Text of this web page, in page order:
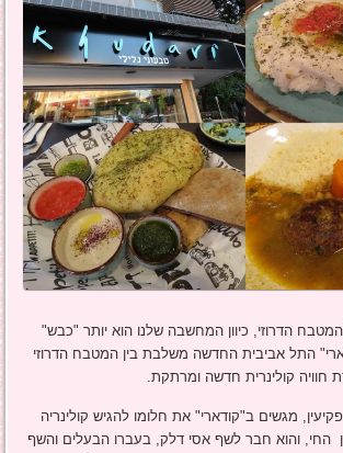
הדרוזי, כיוון המחשבה שלנו הוא יותר "כבש"
התל אביבית החדשה משלבת בין המטבח הדרוזי
חוויה קולינרית חדשה ומרתקת.
מגשים ב"קודארי" את חלומו להגיש קולינריה
החי, והוא חבר לשף אסי דלק, בעברו הבעלים והשף